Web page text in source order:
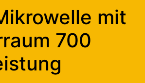
mit
700